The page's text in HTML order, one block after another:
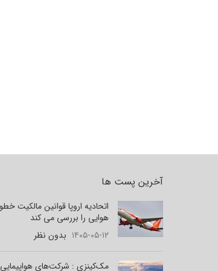
آخرین پست ها
اتحادیه اروپا قوانین مالکیت
هوایی را بررسی می کند
۱۴۰۵-۰۵-۱۲ بدون نظر
مک‌کینزی : شرکت‌های